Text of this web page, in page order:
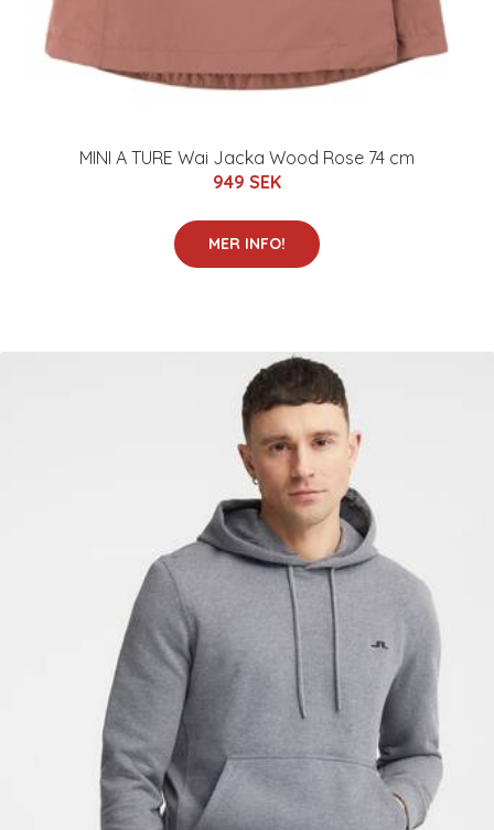
MINI A TURE Wai Jacka Wood Rose 74 cm
949 SEK
MER INFO!